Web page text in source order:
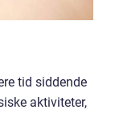
tid siddende
aktiviteter,